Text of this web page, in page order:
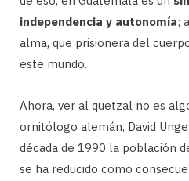
independencia y autonomía;
alma, que prisionera del
este mundo.
Ahora, ver al quetzal no es
ornitólogo alemán, David
década de 1990 la población
se ha reducido como